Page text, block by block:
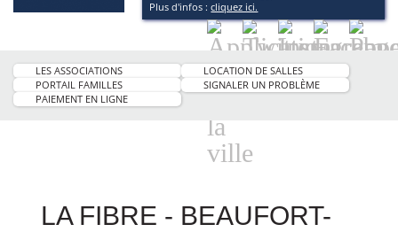
Plus d'infos :cliquez ici.
Application
smartphone
de
ville
Twitter
Instagram
LES ASSOCIATIONS
LOCATION DE SALLES
PORTAIL FAMILLES
SIGNALER UN PROBLÈME
PAIEMENT EN LIGNE
LA FIBRE - BEAUFORT-